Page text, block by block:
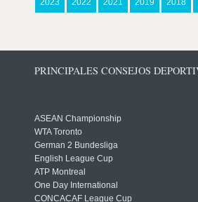
2023 2022 2021 2019 2018
PRINCIPALES CONSEJOS
ASEAN Championship
WTA Toronto
German 2 Bundesliga
English League Cup
ATP Montreal
One Day International
CONCACAF League Cup